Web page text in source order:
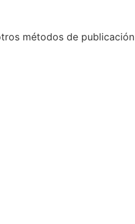
métodos de publicación